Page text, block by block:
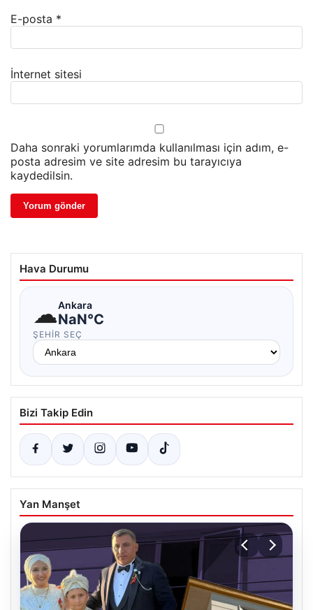
E-posta *
İnternet sitesi
Daha sonraki yorumlarımda kullanılması için adım, e-
posta adresim ve site adresim bu tarayıcıya
kaydedilsin.
Hava Durumu
☁Ankara
NaN°C
ŞEHIR SEÇ
Bizi Takip Edin
Yan Manşet